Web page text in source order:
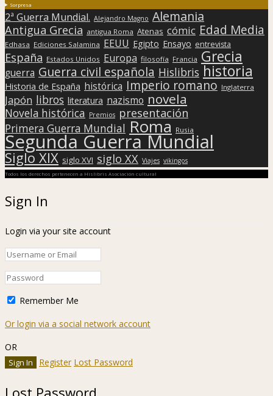
Sorpresa
2ª Guerra Mundial. Alejandro Magno Alemania
Antigua Grecia antigua Roma Atenas cómic Edad Media
Edhasa Ediciones Salamina EEUU Egipto Ensayo entrevista
España Estados Unidos Europa filosofía Francia Grecia
guerra Guerra civil española Hislibris historia
Historia de España histórica Imperio romano Inglaterra
Japón libros literatura nazismo novela
Novela histórica Premios presentación
Primera Guerra Mundial Roma Rusia
Segunda Guerra Mundial
Siglo XIX siglo XVI siglo XX Viajes vikingos
Todos los derechos pertenecen a Hislibris Asociación cultural
Sign In
Login via your site account
Remember Me
Or login via a social network account
OR
Register Lost Password
Lost Password